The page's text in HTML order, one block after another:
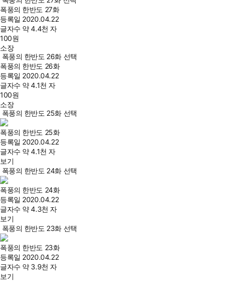
폭풍의 한반도 27화
등록일 2020.04.22
글자수 약 4.4천 자
100원
소장
폭풍의 한반도 26화 선택
폭풍의 한반도 26화
등록일 2020.04.22
글자수 약 4.1천 자
100원
소장
폭풍의 한반도 25화 선택
폭풍의 한반도 25화
등록일 2020.04.22
글자수 약 4.1천 자
보기
폭풍의 한반도 24화 선택
폭풍의 한반도 24화
등록일 2020.04.22
글자수 약 4.3천 자
보기
폭풍의 한반도 23화 선택
폭풍의 한반도 23화
등록일 2020.04.22
글자수 약 3.9천 자
보기